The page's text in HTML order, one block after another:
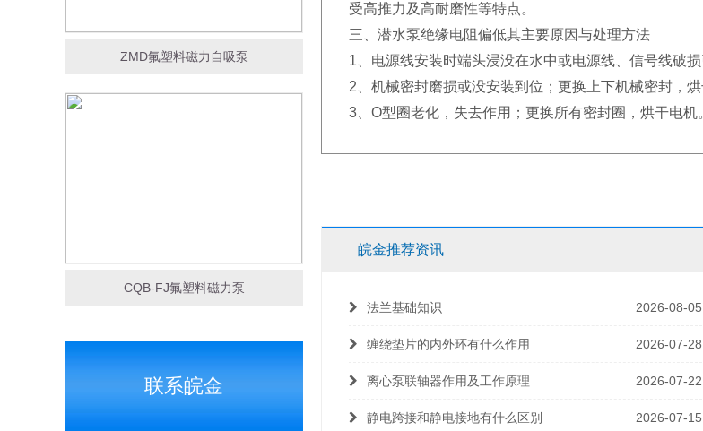
ZMD氟塑料磁力自吸泵
CQB-FJ氟塑料磁力泵
联系皖金
受高推力及高耐磨性等特点。
三、潜水泵绝缘电阻偏低其主要原因与处理方法
1、电源线安装时端头浸没在水中或电源线、信号线破
2、机械密封磨损或没安装到位；更换上下机械密封，烘
3、O型圈老化，失去作用；更换所有密封圈，烘干电机
皖金推荐资讯
法兰基础知识 2026-08-05
缠绕垫片的内外环有什么作用 2026-07-28
离心泵联轴器作用及工作原理 2026-07-22
静电跨接和静电接地有什么区别 2026-07-15